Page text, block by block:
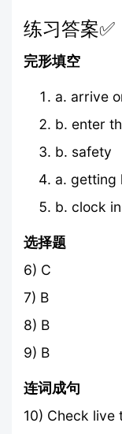
练习答案✅
完形填空
a. arrive
b. enter
b. safety
a. getting
b. clock in
选择题
6) C
7) B
8) B
9) B
连词成句
10) Check